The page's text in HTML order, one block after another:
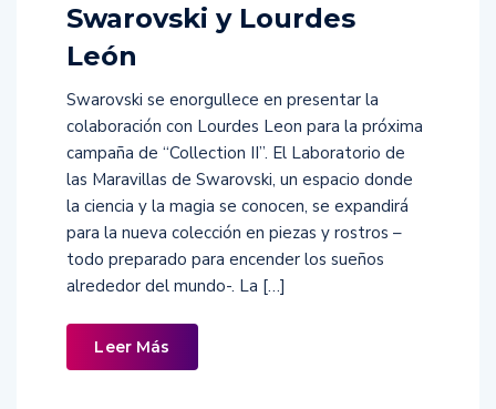
Swarovski y Lourdes
León
Swarovski se enorgullece en presentar la
colaboración con Lourdes Leon para la próxima
campaña de “Collection II”. El Laboratorio de
las Maravillas de Swarovski, un espacio donde
la ciencia y la magia se conocen, se expandirá
para la nueva colección en piezas y rostros –
todo preparado para encender los sueños
alrededor del mundo-. La […]
Leer Más